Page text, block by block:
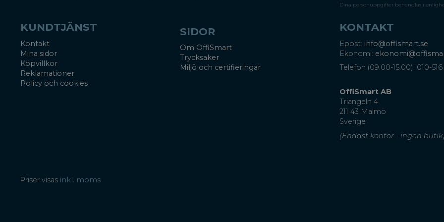
Dina personuppgifter behandlas i
KUNDTJÄNST
Kontakt
Mina sidor
Köpvillkor
Reklamationer
Policy och cookies
SIDOR
Om OffiSmart
Trycksaker
Miljö och certifieringar
KONTAKT
Epost: info@offismart.se
Ekonomi:
Telefon (09.00-15.00): 010-516
OffiSmart AB
Triangeln 4
211 43 Malmö
Sverige
(Endast kontor - ingen butik)
Priser visas inkl. moms